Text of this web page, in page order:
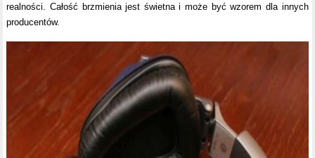
realności. Całość brzmienia jest świetna i może być wzorem dla innych
producentów.